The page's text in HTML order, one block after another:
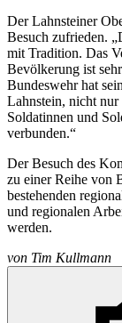
Der Lahnsteiner
Besuch zufrieden.
mit Tradition. Das
Bevölkerung ist
Bundeswehr hat
Lahnstein, nicht
Soldatinnen und
verbunden.“
Der Besuch des
zu einer Reihe von
bestehenden
und regionalen
werden.
von Tim Kullmann